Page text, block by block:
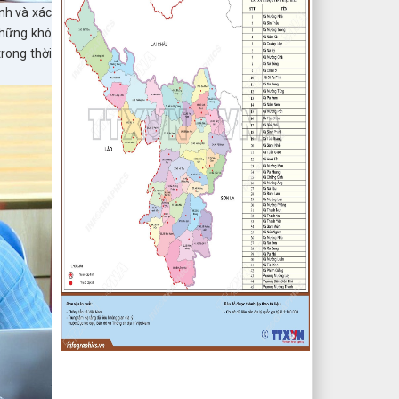
và xác
khó
thời
Giáo huyện Tuần Giáo tỉnh Điện Biên
( Khu dân cư số 1 Thị trấn Tuần
Giáo; Khu dân cư số 2 Thị trấn Tuần
Giáo; Khu dân cư mới số 3
lượt xem: 2801 | lượt tải:1454
2/CV-BDT
Đề xuất chuyên đề giám sát năm
2024
lượt xem: 3920 | lượt tải:979
4/CV-BKTXH
Đề xuất nội dung giám sát năm
2024 của TT HĐND huyện
lượt xem: 4935 | lượt tải:1315